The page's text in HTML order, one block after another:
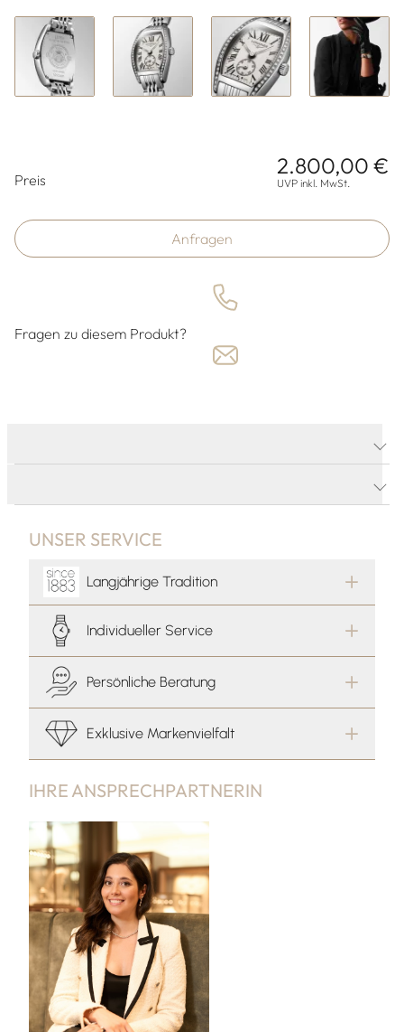
Preis
2.800,00 €
UVP inkl. MwSt.
Anfragen
Fragen zu diesem Produkt?
IHRE ANSPRECHPARTNERIN
UNSER SERVICE
Langjährige Tradition
Individueller Service
Persönliche Beratung
Exklusive Markenvielfalt